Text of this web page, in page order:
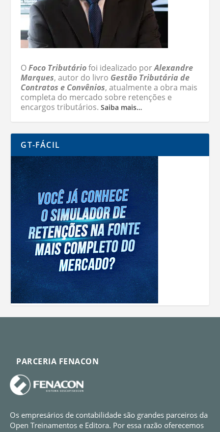
OFoco Tributáriofoi idealizado porAlexandre
Marques, autor do livro Gestão Tributária de
Contratos e Convênios, atualmente a obra mais
completa do mercado sobre retenções e
encargos tributários.Saiba mais…
GT-FÁCIL
PARCERIA FENACON
Os empresários de contabilidade são grandes parceiros da
Open Treinamentos e Editora. Por essa razão oferecemos